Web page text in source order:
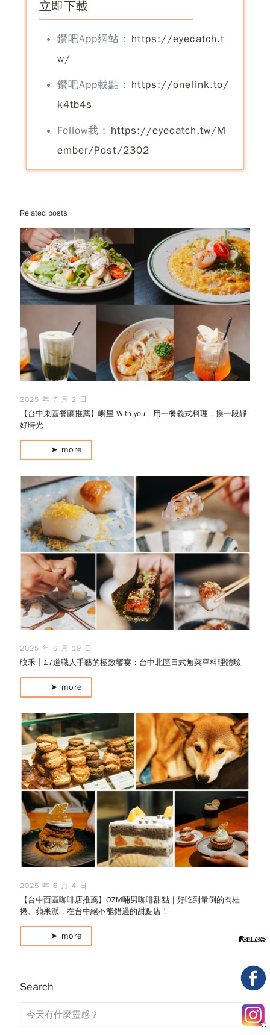
立即下載
鑽吧App網站： https://eyecatch.t
w/
鑽吧App載點： https://onelink.to/
k4tb4s
Follow我： https://eyecatch.tw/M
ember/Post/2302
Related posts
2025 年 7 月 2 日
【台中東區餐廳推薦】嶼里 With you｜用一餐義式料理，換一段靜
好時光
➤ more
2025 年 6 月 19 日
旼禾│17道職人手藝的極致饗宴：台中北區日式無菜單料理體驗
➤ more
2025 年 6 月 4 日
【台中西區咖啡店推薦】OZM啢男咖啡甜點｜好吃到暈倒的肉桂
捲、蘋果派，在台中絕不能錯過的甜點店！
➤ more
Search